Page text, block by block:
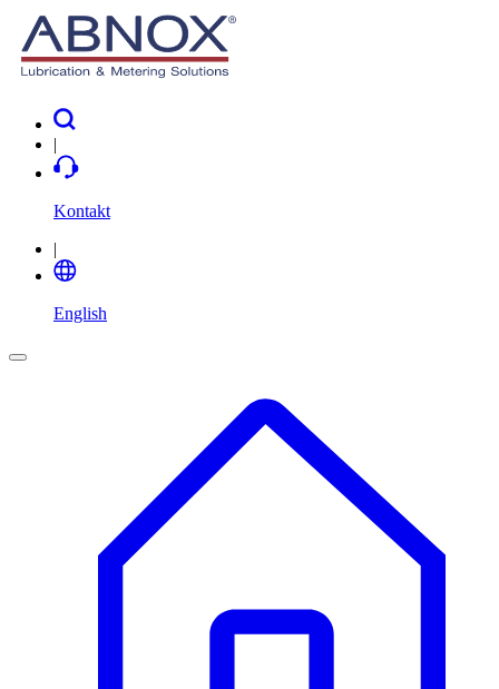
|
Kontakt
|
English